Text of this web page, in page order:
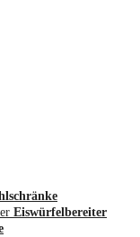
Eiswürfelbereiter